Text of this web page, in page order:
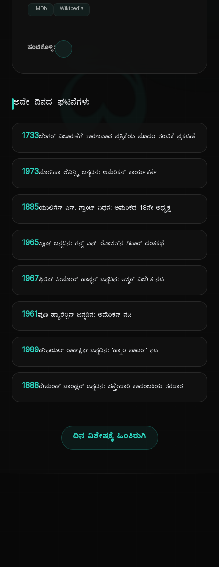
ದಿ
IMDb Wikipedia
ಹಂಚಿಕೊಳ್ಳಿ:
ಅದೇ ದಿನದ ಘಟನೆಗಳು
1733ಜೆಂಗರ್ ವಿಚಾರಣೆಗೆ ಕಾರಣವಾದ ಪತ್ರಿಕೆಯ ಮೊದಲ ಸಂಚಿಕೆ ಪ್ರಕಟಣೆ
1973ಮೋನಿಕಾ ಲೆವಿನ್ಸ್ಕಿ ಜನ್ಮದಿನ: ಅಮೆರಿಕನ್ ಕಾರ್ಯಕರ್ತೆ
1885ಯುಲಿಸೆಸ್ ಎಸ್. ಗ್ರಾಂಟ್ ನಿಧನ: ಅಮೆರಿಕದ 18ನೇ ಅಧ್ಯಕ್ಷ
1965ಸ್ಲಾಷ್ ಜನ್ಮದಿನ: ಗನ್ಸ್ ಎನ್' ರೋಸಸ್‌ನ ಗಿಟಾರ್ ದಂತಕಥೆ
1967ಫಿಲಿಪ್ ಸೀಮೋರ್ ಹಾಫ್ಮನ್ ಜನ್ಮದಿನ: ಆಸ್ಕರ್ ವಿಜೇತ ನಟ
1961ವುಡಿ ಹ್ಯಾರೆಲ್ಸನ್ ಜನ್ಮದಿನ: ಅಮೆರಿಕನ್ ನಟ
1989ಡೇನಿಯಲ್ ರಾಡ್‌ಕ್ಲಿಫ್ ಜನ್ಮದಿನ: 'ಹ್ಯಾರಿ ಪಾಟರ್' ನಟ
1888ರೇಮಂಡ್ ಚಾಂಡ್ಲರ್ ಜನ್ಮದಿನ: ಪತ್ತೇದಾರಿ ಕಾದಂಬರಿಯ ಸರದಾರ
ದಿನ ವಿಶೇಷಕ್ಕೆ ಹಿಂತಿರುಗಿ